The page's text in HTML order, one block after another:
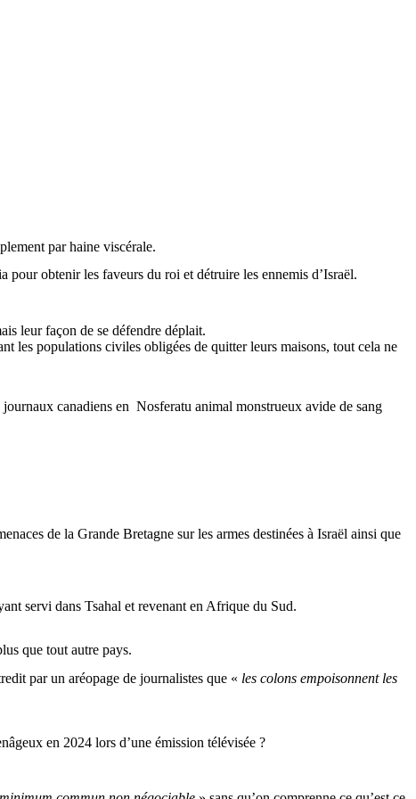
par haine viscérale.
pour obtenir les faveurs du roi et détruire les ennemis d’Israël.
leur façon de se défendre déplait.
les populations civiles obligées de quitter leurs maisons, tout cela ne
canadiens en Nosferatu animal monstrueux avide de sang
de la Grande Bretagne sur les armes destinées à Israël ainsi que
servi dans Tsahal et revenant en Afrique du Sud.
que tout autre pays.
par un aréopage de journalistes que « les colons empoisonnent les
en 2024 lors d’une émission télévisée ?